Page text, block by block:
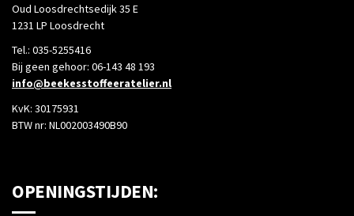
Oud Loosdrechtsedijk 35 E
1231 LP Loosdrecht
Tel.: 035-5255416
Bij geen gehoor: 06-143 48 193
info@beekesstoffeeratelier.nl
KvK: 30175931
BTW nr: NL002003490B90
OPENINGSTIJDEN: